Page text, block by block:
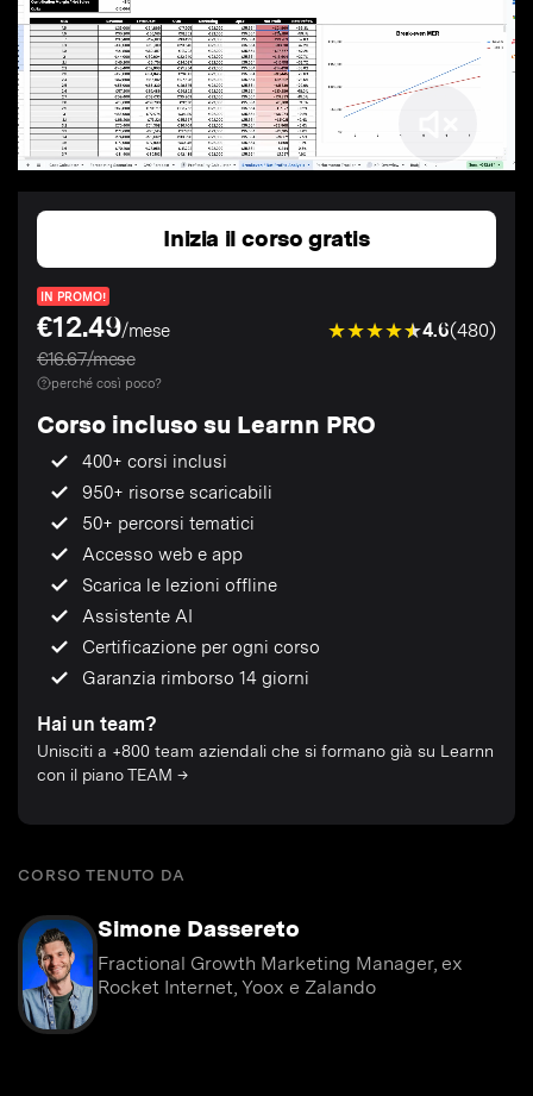
Inizia il corso gratis
IN PROMO!
€12.49/mese
€16.67/mese
4.6(480)
perché così poco?
Corso incluso su Learnn PRO
400+ corsi inclusi
950+ risorse scaricabili
50+ percorsi tematici
Accesso web e app
Scarica le lezioni offline
Assistente AI
Certificazione per ogni corso
Garanzia rimborso 14 giorni
Hai un team?
Unisciti a +800 team aziendali che si formano già su Learnn
con il piano TEAM →
CORSO TENUTO DA
Simone Dassereto
Fractional Growth Marketing Manager, ex
Rocket Internet, Yoox e Zalando